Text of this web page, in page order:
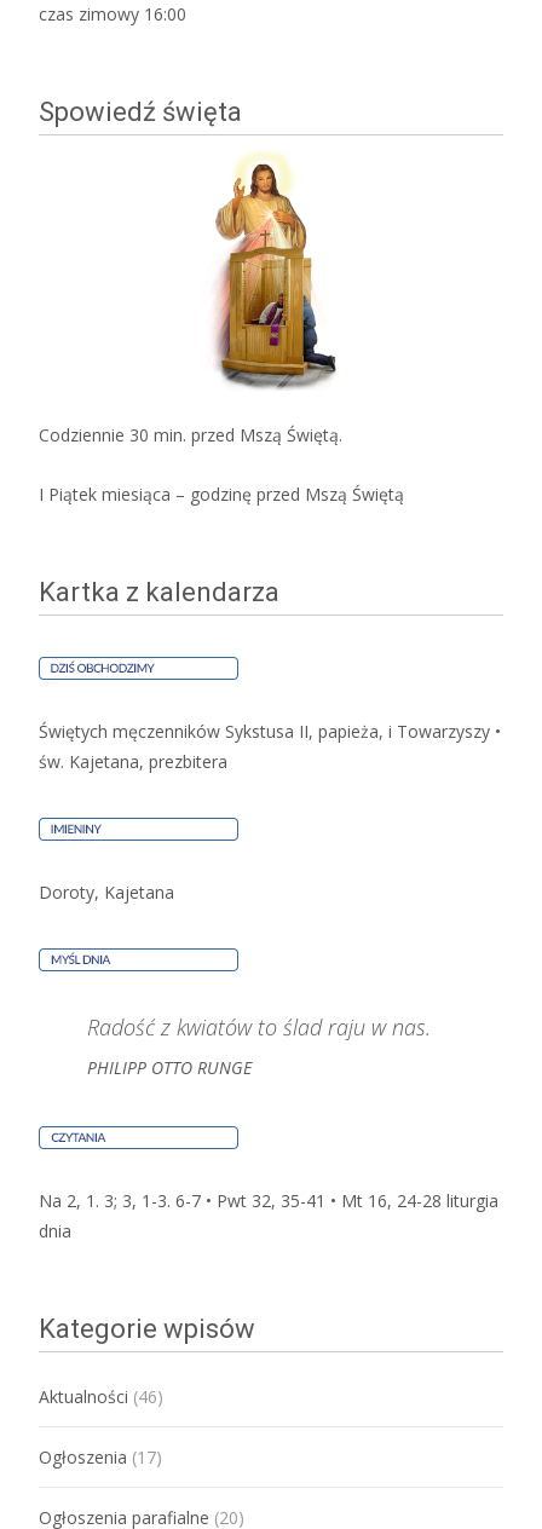
czas zimowy 16:00
Spowiedź święta
Codziennie 30 min. przed Mszą Świętą.
I Piątek miesiąca – godzinę przed Mszą Świętą
Kartka z kalendarza
Świętych męczenników Sykstusa II, papieża, i Towarzyszy •
św. Kajetana, prezbitera
Doroty, Kajetana
Radość z kwiatów to ślad raju w nas.
PHILIPP OTTO RUNGE
Na 2, 1. 3; 3, 1-3. 6-7 • Pwt 32, 35-41 • Mt 16, 24-28 liturgia
dnia
Kategorie wpisów
Aktualności (46)
Ogłoszenia (17)
Ogłoszenia parafialne (20)